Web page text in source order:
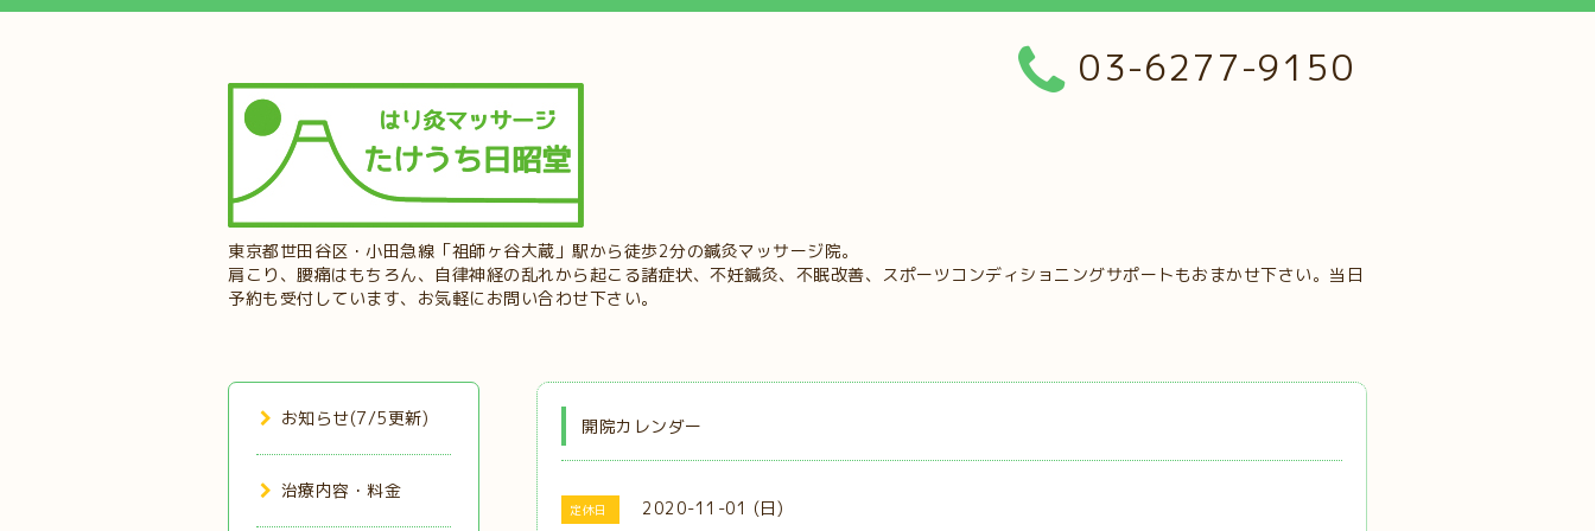
東京都世田谷区・小田急線「祖師ヶ谷大蔵」駅から徒歩2分の鍼灸マッサージ院。
肩こり、腰痛はもちろん、自律神経の乱れから起こる諸症状、不妊鍼灸、不眠改善、スポーツコンディショニングサポートもおまかせ下さい。当日
予約も受付しています、お気軽にお問い合わせ下さい。
03-6277-9150
開院カレンダー
定休日 2020-11-01 (日)
お知らせ(7/5更新)
治療内容・料金